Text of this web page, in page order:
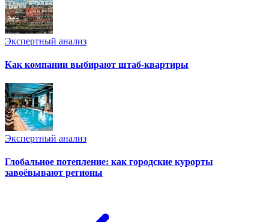
Экспертный анализ
Как компании выбирают штаб-квартиры
Экспертный анализ
Глобальное потепление: как городские курорты
завоёвывают регионы